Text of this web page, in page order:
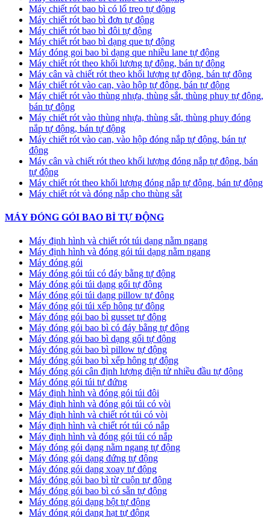
Máy chiết rót bao bì có lổ treo tự động
Máy chiết rót bao bì đơn tự động
Máy chiết rót bao bì đôi tự động
Máy chiết rót bao bì dạng que tự động
Máy đóng goi bao bì dạng que nhiều lane tự động
Máy chiết rót theo khối lượng tự động, bán tự động
Máy cân và chiết rót theo khối lượng tự động, bán tự động
Máy chiết rót vào can, vào hộp tự động, bán tự động
Máy chiết rót vào thùng nhựa, thùng sắt, thùng phuy tự động,
bán tự động
Máy chiết rót vào thùng nhựa, thùng sắt, thùng phuy đóng
nắp tự động, bán tự động
Máy chiết rót vào can, vào hộp đóng nắp tự động, bán tự
động
Máy cân và chiết rót theo khối lượng đóng nắp tự động, bán
tự động
Máy chiết rót theo khối lượng đóng nắp tự động, bán tự động
Máy chiết rót và đóng nắp cho thùng sắt
MÁY ĐÓNG GÓI BAO BÌ TỰ ĐỘNG
Máy định hình và chiết rót túi dạng nằm ngang
Máy định hình và đóng gói túi dạng nằm ngang
Máy đóng gói
Máy đóng gói túi có đáy bằng tự động
Máy đóng gói túi dạng gối tự động
Máy đóng gói túi dạng pillow tự động
Máy đóng gói túi xếp hông tự động
Máy đóng gói bao bì gusset tự động
Máy đóng gói bao bì có đáy bằng tự động
Máy đóng gói bao bì dạng gối tự động
Máy đóng gói bao bì pillow tự động
Máy đóng gói bao bì xếp hông tự động
Máy đóng gói cân định lượng điện tử nhiều đầu tự động
Máy đóng gói túi tự đứng
Máy định hình và đóng gói túi đôi
Máy định hình và đóng gói túi có vòi
Máy định hình và chiết rót túi có vòi
Máy định hình và chiết rót túi có nắp
Máy định hình và đóng gói túi có nắp
Máy đóng gói dạng nằm ngang tự động
Máy đóng gói dạng đứng tự động
Máy đóng gói dạng xoay tự động
Máy đóng gói bao bì từ cuộn tự động
Máy đóng gói bao bì có sẵn tự động
Máy đóng gói dạng bột tự động
Máy đóng gói dạng hạt tự động